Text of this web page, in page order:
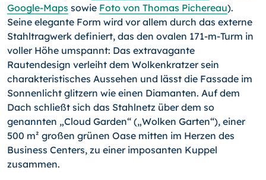
Google-Maps sowie Foto von Thomas Pichereau).
Seine elegante Form wird vor allem durch das externe
Stahltragwerk definiert, das den ovalen 171-m-Turm in
voller Höhe umspannt: Das extravagante
Rautendesign verleiht dem Wolkenkratzer sein
charakteristisches Aussehen und lässt die Fassade im
Sonnenlicht glitzern wie einen Diamanten. Auf dem
Dach schließt sich das Stahlnetz über dem so
genannten „Cloud Garden“ („Wolken Garten“), einer
500 m² großen grünen Oase mitten im Her­zen des
Business Centers, zu einer imposanten Kuppel
zusammen.